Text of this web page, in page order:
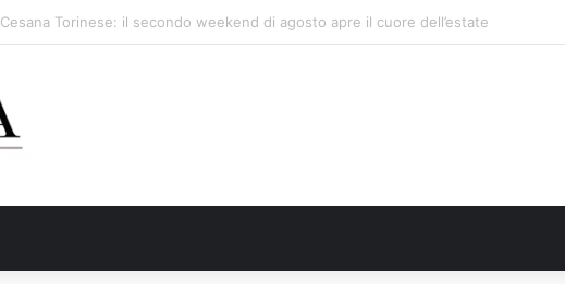
Siccità: Il Piemonte avvia le procedure per la richiesta dello stato di calamità naturale